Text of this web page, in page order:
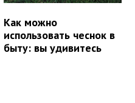
Как можно
использовать чеснок в
быту: вы удивитесь